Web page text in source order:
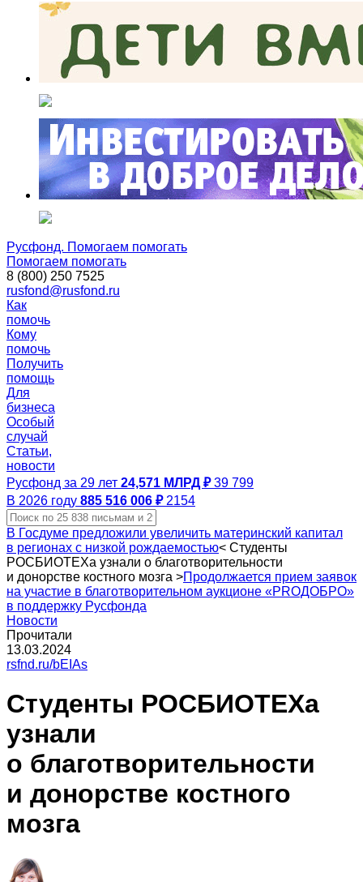
Русфонд. Помогаем помогать
Помогаем помогать
8 (800) 250 7525
rusfond@rusfond.ru
Как
помочь
Кому
помочь
Получить
помощь
Для
бизнеса
Особый
случай
Статьи,
новости
Русфонд за 29 лет 24,571 МЛРД ₽ 39 799
В 2026 году 885 516 006 ₽ 2154
В Госдуме предложили увеличить материнский капитал
в регионах с низкой рождаемостью< Студенты
РОСБИОТЕХа узнали о благотворительности
и донорстве костного мозга >Продолжается прием заявок
на участие в благотворительном аукционе «PROДОБРО»
в поддержку Русфонда
Новости
Прочитали
13.03.2024
rsfnd.ru/bEIAs
Студенты РОСБИОТЕХа
узнали
о благотворительности
и донорстве костного
мозга